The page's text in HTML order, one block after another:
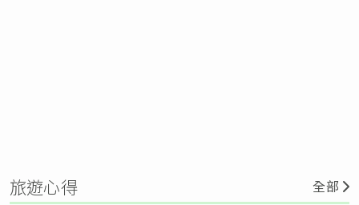
旅遊心得 全部